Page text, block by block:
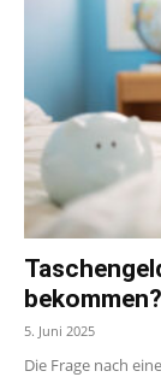
bekommen?
5. Juni 2025
Die Frage nach